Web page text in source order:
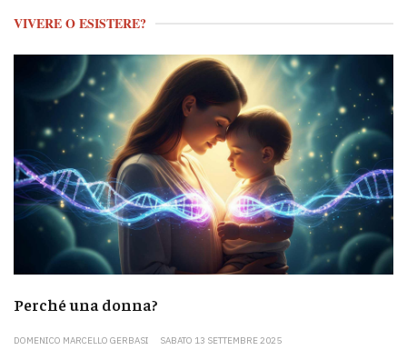
VIVERE O ESISTERE?
Perché una donna?
DOMENICO MARCELLO GERBASI SABATO 13 SETTEMBRE 2025